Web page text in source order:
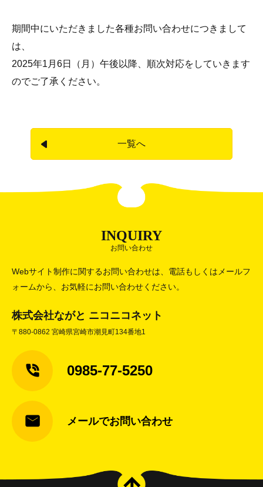
期間中にいただきました各種お問い合わせにつきまして
は、
2025年1月6日（月）午後以降、順次対応をしていきます
のでご了承ください。
一覧へ
INQUIRY
お問い合わせ
Webサイト制作に関するお問い合わせは、電話もしくはメールフ
ォームから、お気軽にお問い合わせください。
株式会社ながと ニコニコネット
〒880-0862 宮崎県宮崎市潮見町134番地1
0985-77-5250
メールでお問い合わせ